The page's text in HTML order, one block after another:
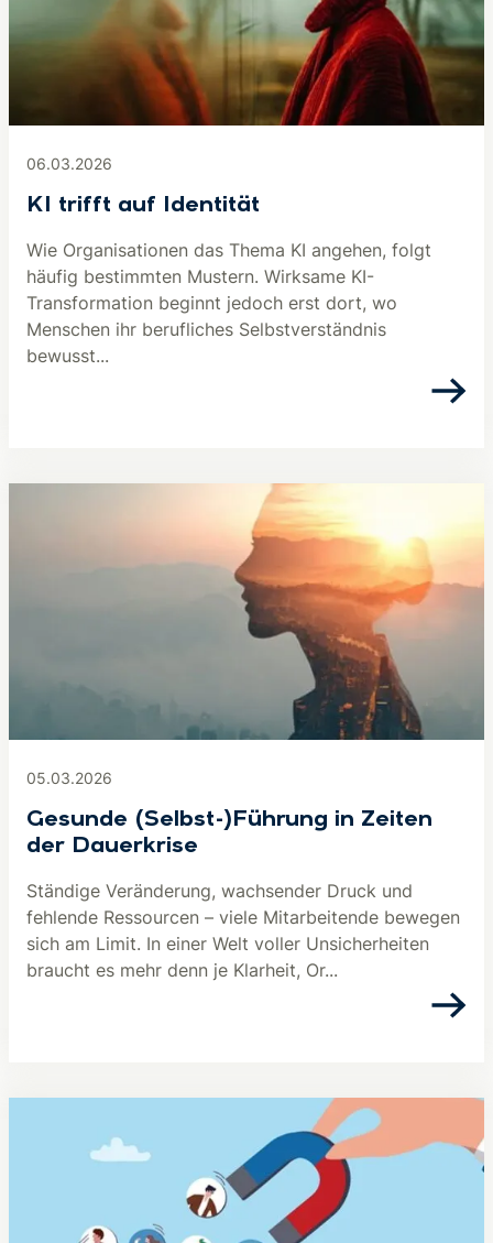
06.03.2026
KI trifft auf Identität
Wie Organisationen das Thema KI angehen, folgt
häufig bestimmten Mustern. Wirksame KI-
Transformation beginnt jedoch erst dort, wo
Menschen ihr berufliches Selbstverständnis
bewusst...
05.03.2026
Gesunde (Selbst-)Führung in Zeiten
der Dauerkrise
Ständige Veränderung, wachsender Druck und
fehlende Ressourcen – viele Mitarbeitende bewegen
sich am Limit. In einer Welt voller Unsicherheiten
braucht es mehr denn je Klarheit, Or...